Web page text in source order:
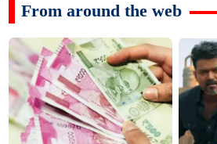
From around the web